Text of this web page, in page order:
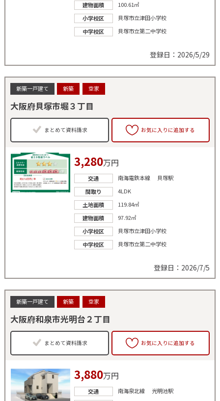
建物面積
100.61㎡
小学校区
貝塚市立津田小学校
中学校区
貝塚市立第二中学校
登録日：2026/5/29
新築一戸建て 新築 空家
大阪府貝塚市堀３丁目
まとめて資料請求 お気に入りに追加する
3,280万円
交通
南海電鉄本線 貝塚駅
間取り
4LDK
土地面積
119.84㎡
建物面積
97.92㎡
小学校区
貝塚市立津田小学校
中学校区
貝塚市立第二中学校
登録日：2026/7/5
新築一戸建て 新築 空家
大阪府和泉市光明台２丁目
まとめて資料請求 お気に入りに追加する
3,880万円
交通
南海泉北線 光明池駅